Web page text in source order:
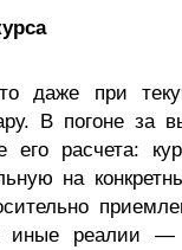
даже при
В погоне за
его расчета:
на
иные реалии —